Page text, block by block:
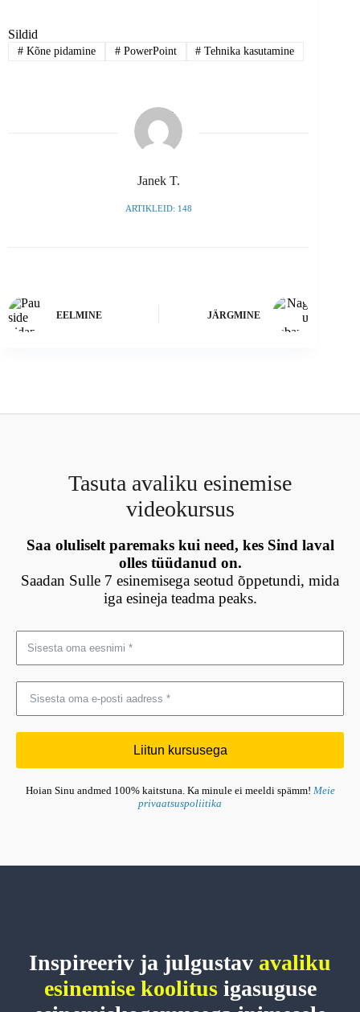
Sildid
#Kõne pidamine #PowerPoint # Tehnika kasutamine
Janek T.
ARTIKLEID: 148
EELMINE JÄRGMINE
Tasuta avaliku esinemise
videokursus
Saa oluliselt paremaks kui need, kes Sind laval
olles tüüdanud on.
Saadan Sulle 7 esinemisega seotud õppetundi, mida
iga esineja teadma peaks.
Liitun kursusega
Hoian Sinu andmed 100% kaitstuna. Ka minule ei meeldi spämm! Meie
privaatsuspoliitika
Inspireeriv ja julgustav avaliku
esinemise koolitusigasuguse